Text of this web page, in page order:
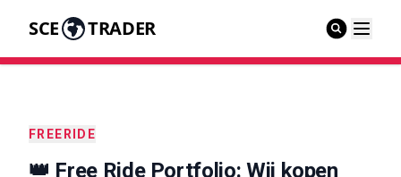
SCE TRADER
FREERIDE
👑 Free Ride Portfolio: Wij kopen